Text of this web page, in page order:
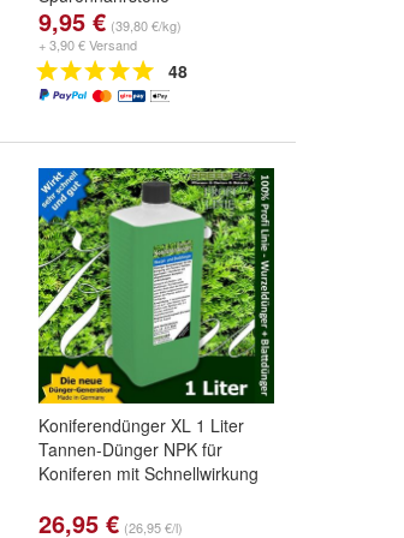
9,95 € (39,80 €/kg)
+ 3,90 € Versand
48
Koniferendünger XL 1 Liter
Tannen-Dünger NPK für
Koniferen mit Schnellwirkung
26,95 € (26,95 €/l)